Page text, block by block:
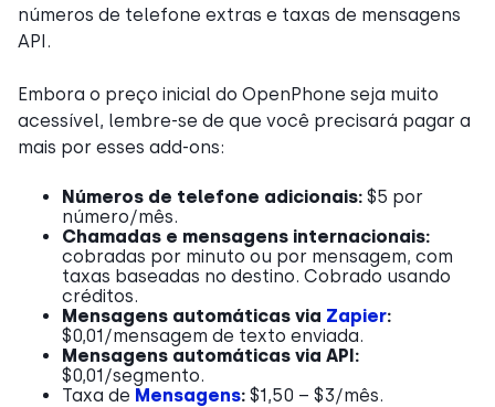
números de telefone extras e taxas de mensagens
API.
Embora o preço inicial do OpenPhone seja muito
acessível, lembre-se de que você precisará pagar a
mais por esses add-ons:
Números de telefone adicionais: $5 por
número/mês.
Chamadas e mensagens internacionais:
cobradas por minuto ou por mensagem, com
taxas baseadas no destino. Cobrado usando
créditos.
Mensagens automáticas via Zapier:
$0,01/mensagem de texto enviada.
Mensagens automáticas via API:
$0,01/segmento.
Taxa de Mensagens: $1,50 – $3/mês.